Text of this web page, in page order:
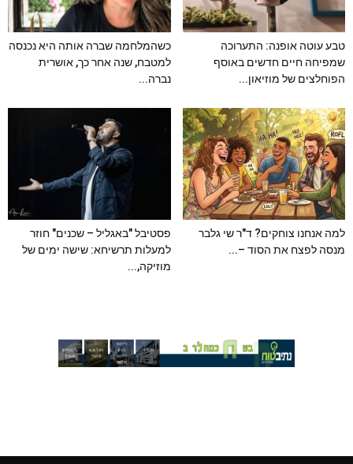
טבע עוטה אופנה: התערוכה
שמפיחה חיים חדשים באוסף
הפוחלצים של מוזיאון...
כשהמלחמה שברה אותה היא נכנסה
למטבח, שנה אחר כך, אושרית
נברה...
למה אנחנו צוחקים? ד"ר שי גלבר
מנסה לפצח את הסוד –...
פסטיבל "באגליל – שכנים" חוזר
למעלות תרשיחא: שישה ימים של
מוזיקה,...